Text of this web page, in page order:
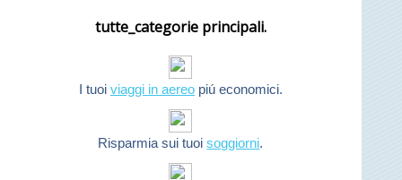
tutte_categorie principali.
I tuoi viaggi in aereopiú economici.
Risparmia sui tuoisoggiorni.